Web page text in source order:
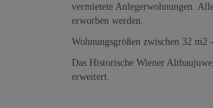
vermietete Anlegerwohnungen.
erworben werden.
Wohnungsgrößen zwischen 32
Das Historische Wiener
erweitert.